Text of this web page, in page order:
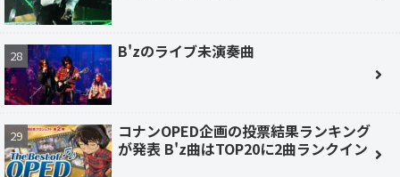
B'zのライブ未演奏曲
コナンOPED企画の投票結果ランキング
が発表 B'z曲はTOP20に2曲ランクイン